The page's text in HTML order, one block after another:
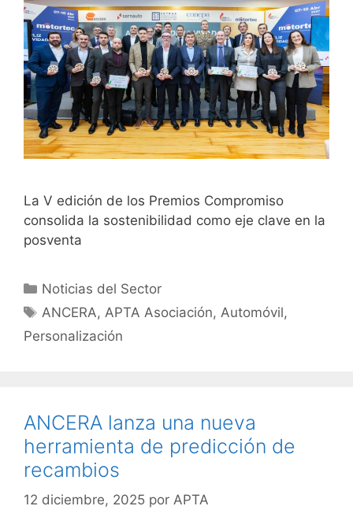
La V edición de los Premios Compromiso
consolida la sostenibilidad como eje clave en la
posventa
Noticias del Sector
ANCERA, APTA Asociación, Automóvil,
Personalización
ANCERA lanza una nueva
herramienta de predicción de
recambios
12 diciembre, 2025 por APTA